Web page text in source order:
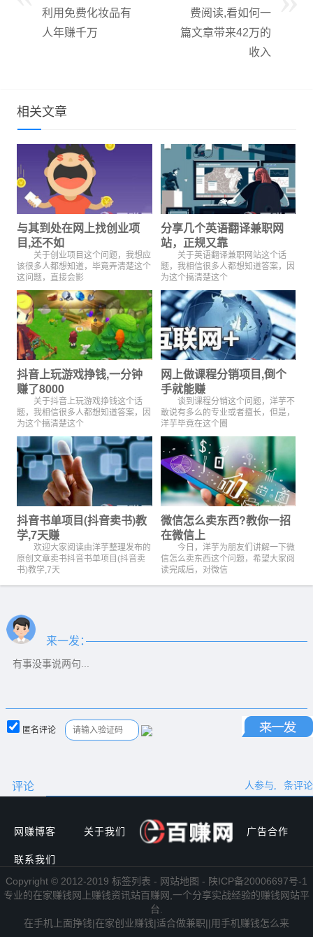
利用免费化妆品有
人年赚千万
费阅读,看如何一
篇文章带来42万的
收入
相关文章
与其到处在网上找创业项
目,还不如
关于创业项目这个问题，我想应
该很多人都想知道，毕竟弄清楚这个
这问题，直接会影
分享几个英语翻译兼职网
站，正规又靠
关于英语翻译兼职网站这个话
题，我相信很多人都想知道答案，因
为这个搞清楚这个
抖音上玩游戏挣钱,一分钟
赚了8000
关于抖音上玩游戏挣钱这个话
题，我相信很多人都想知道答案，因
为这个搞清楚这个
网上做课程分销项目,倒个
手就能赚
谈到课程分销这个问题，洋芋不
敢说有多么的专业或者擅长，但是，
洋芋毕竟在这个圈
抖音书单项目(抖音卖书)教
学,7天赚
欢迎大家阅读由洋芋整理发布的
原创文章卖书抖音书单项目(抖音卖
书)教学,7天
微信怎么卖东西?教你一招
在微信上
今日，洋芋为朋友们讲解一下微
信怎么卖东西这个问题，希望大家阅
读完成后，对微信
来一发：
匿名评论
评论 人参与, 条评论
网赚博客 关于我们 广告合作
联系我们
Copyright © 2012-2019 标签列表 - 网站地图 - 陕ICP备20006697号-1
专业的在家赚钱网上赚钱资讯站百赚网,一个分享实战经验的赚钱网站平
台.
在手机上面挣钱|在家创业赚钱|适合做兼职|| 用手机赚钱怎么来